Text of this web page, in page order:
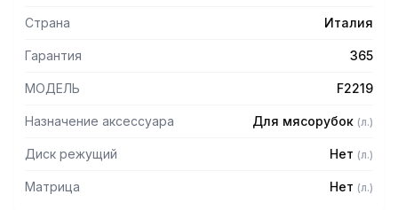
Страна Италия
Гарантия 365
МОДЕЛЬ F2219
Назначение аксессуара Для мясорубок (л.)
Диск режущий Нет (л.)
Матрица Нет (л.)